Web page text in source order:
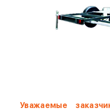
Уважаемые